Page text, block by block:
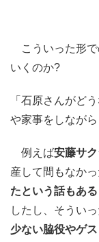
こういった形で
いくのか?
「石原さんがど
や家事をしなが
例えば安藤サ
産して間もなかっ
たという話もある
したし、そういっ
少ない脇役やゲ